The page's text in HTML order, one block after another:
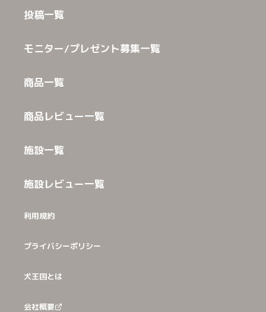
投稿一覧
モニター/プレゼント募集一覧
商品一覧
商品レビュー一覧
施設一覧
施設レビュー一覧
利用規約
プライバシーポリシー
犬王国とは
会社概要